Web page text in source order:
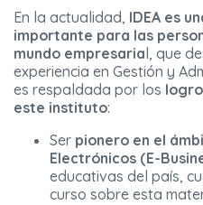
En la actualidad, IDEA es
importante para las
mundo empresaria l, que
experiencia en Gestión y
es respaldada por los
este instituto:
Ser pionero en el
Electrónicos (E-
educativas del país,
curso sobre esta